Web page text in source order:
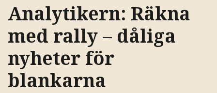
Analytikern: Räkna
med rally – dåliga
nyheter för
blankarna